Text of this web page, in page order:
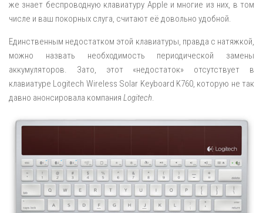
же знает беспроводную клавиатуру Apple и многие из них, в том
числе и ваш покорных слуга, считают её довольно удобной.
Единственным недостатком этой клавиатуры, правда с натяжкой,
можно назвать необходимость периодической замены
аккумуляторов. Зато, этот «недостаток» отсутствует в
клавиатуре Logitech Wireless Solar Keyboard K760, которую не так
давно анонсировала компания Logitech